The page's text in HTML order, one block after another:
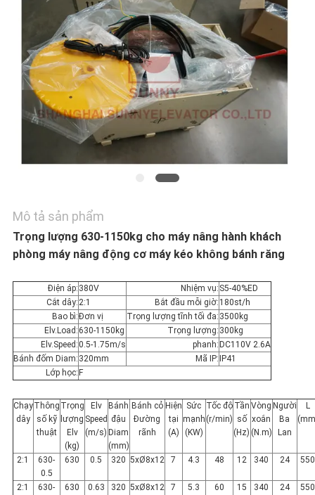
CHÚNG
TÔI
TIN
CÁC
TRƯỜNG
HỢP
SƠ
ĐỒ
TRANG
WEB
Mô tả sản phẩm
Trọng lượng 630-1150kg cho máy nâng hành khách
phòng máy nâng động cơ máy kéo không bánh răng
Điện áp: 380V Nhiệm vụ: S5-40%ED
Cắt dây:2:1 Bắt đầu mỗi giờ: 180st/h
Bao bì:Đơn vị Trọng lượng tĩnh tối đa: 3500kg
Elv.Load:630-1150kg Trọng lượng: 300kg
Elv.Speed:0.5-1.75m/s phanh: DC110V 2.6A
Bánh đốm Diam: 320mm Mã IP: IP41
Lớp học: F
Chạy
dây
Thông
số kỹ
thuật
Trọng
lượng
Elv
(kg)
Elv
Speed
(m/s)
Bánh
đậu
Diam
(mm)
Bánh cỏ
Đường
rãnh
Hiện
tại
(A)
Sức
mạnh
(KW)
Tốc độ
(r/min)
Tần
số
(Hz)
Vòng
xoắn
(N.m)
Người
Ba
Lan
L
2:1
630-
0.5
630 0.5 320 5xØ8x12 7 4.3 48 12 340 24 550
2:1
630-
630 0.63 320 5xØ8x12 7 5.3 60 15 340 24 550